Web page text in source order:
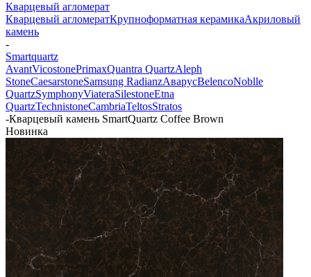
Кварцевый агломерат
Кварцевый агломератКрупноформатная керамикаАкриловый
камень
-
Smartquartz
AvantVicostonePrimaxQuantra QuartzAleph
StoneCaesarstoneSamsung RadianzАварусBelencoNoblle
QuartzSymphonyViateraSilestoneEtna
QuartzTechnistoneCambriaTeltosStratos
-Кварцевый камень SmartQuartz Coffee Brown
Новинка